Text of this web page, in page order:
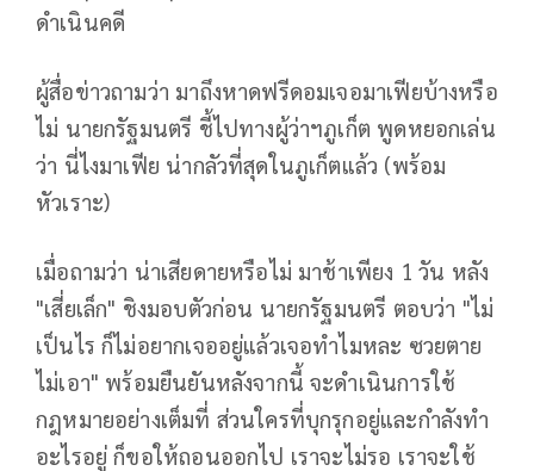
ดำเนินคดี
ผู้สื่อข่าวถามว่า มาถึงหาดฟรีดอมเจอมาเฟียบ้างหรือ
ไม่ นายกรัฐมนตรี ชี้ไปทางผู้ว่าฯภูเก็ต พูดหยอกเล่น
ว่า นี่ไงมาเฟีย น่ากลัวที่สุดในภูเก็ตแล้ว (พร้อม
หัวเราะ)
เมื่อถามว่า น่าเสียดายหรือไม่ มาช้าเพียง 1 วัน หลัง
"เสี่ยเล็ก" ชิงมอบตัวก่อน นายกรัฐมนตรี ตอบว่า "ไม่
เป็นไร ก็ไม่อยากเจออยู่แล้วเจอทำไมหละ ซวยตาย
ไม่เอา" พร้อมยืนยันหลังจากนี้ จะดำเนินการใช้
กฎหมายอย่างเต็มที่ ส่วนใครที่บุกรุกอยู่และกำลังทำ
อะไรอยู่ ก็ขอให้ถอนออกไป เราจะไม่รอ เราจะใช้